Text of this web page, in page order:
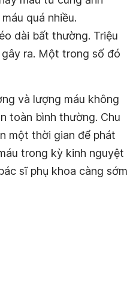
quá nhiều.
dài bất thường. Triệu
ra. Một trong số đó
và lượng máu không
toàn bình thường. Chu
một thời gian để phát
trong kỳ kinh nguyệt
sĩ phụ khoa càng sớm